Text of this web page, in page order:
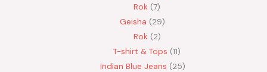
Rok 7
Geisha
29
Rok 2
T-shirt & Tops 11
Indian Blue Jeans 25